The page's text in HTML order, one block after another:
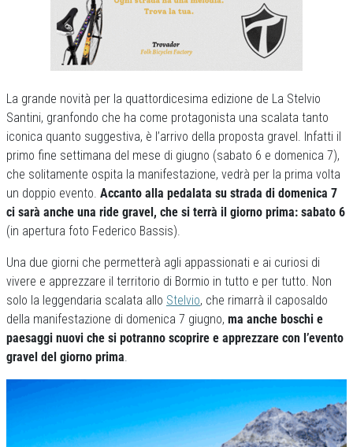
La grande novità per la quattordicesima edizione de La Stelvio
Santini, granfondo che ha come protagonista una scalata tanto
iconica quanto suggestiva, è l’arrivo della proposta gravel. Infatti il
primo fine settimana del mese di giugno (sabato 6 e domenica 7),
che solitamente ospita la manifestazione, vedrà per la prima volta
un doppio evento. Accanto alla pedalata su strada di domenica 7
ci sarà anche una ride gravel, che si terrà il giorno prima: sabato 6
(in apertura foto Federico Bassis).
Una due giorni che permetterà agli appassionati e ai curiosi di
vivere e apprezzare il territorio di Bormio in tutto e per tutto. Non
solo la leggendaria scalata allo Stelvio, che rimarrà il caposaldo
della manifestazione di domenica 7 giugno, ma anche boschi e
paesaggi nuovi che si potranno scoprire e apprezzare con l’evento
gravel del giorno prima.